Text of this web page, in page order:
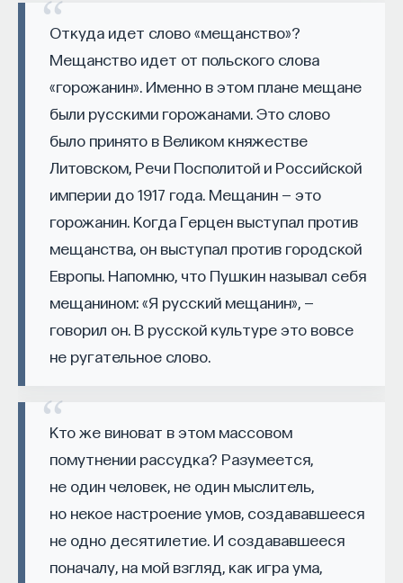
Откуда идет слово «мещанство»?
Мещанство идет от польского слова
«горожанин». Именно в этом плане мещане
были русскими горожанами. Это слово
было принято в Великом княжестве
Литовском, Речи Посполитой и Российской
империи до 1917 года. Мещанин — это
горожанин. Когда Герцен выступал против
мещанства, он выступал против городской
Европы. Напомню, что Пушкин называл себя
мещанином: «Я русский мещанин», —
говорил он. В русской культуре это вовсе
не ругательное слово.
Кто же виноват в этом массовом
помутнении рассудка? Разумеется,
не один человек, не один мыслитель,
но некое настроение умов, создававшееся
не одно десятилетие. И создававшееся
поначалу, на мой взгляд, как игра ума,
конкретного фильма, ее необходимо включить
на русский язык. Тем более в ней
проанализированы почти все картины одного
режиссера. В этом смысле можно сравнить, как
один и тот же автор подробно говорит о разных
картинах одного мастера. И можно сделать
вывод, что не обо всех фильмах он говорит
одинаково подробно и хорошо. В целом это яркий
пример работы с кинематографом специалиста,
который совмещает киноведение
каждый фильм режиссера с литературным
источником, указывая, какие ключевые изменения
внес режиссер в характер героев или в сюжет,
когда работал над конкретным фильмом, какие
темы ему были важнее и почему некоторые вещи
были опущены. Иногда он слишком подробно
останавливается на литературном источнике,
иногда опускает самые интересные темы
в фильме, и поэтому анализ оказывается
не всегда полным и адекватным. В любом случае
книга окажется полезным примером честной